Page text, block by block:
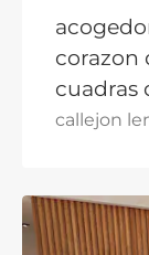
corazon
cuadras
callejon